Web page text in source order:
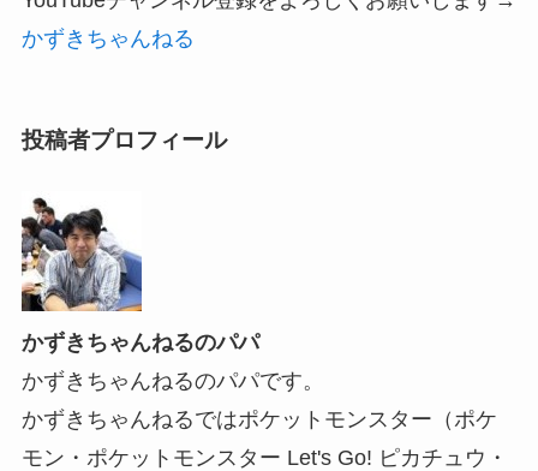
かずきちゃんねる
投稿者プロフィール
かずきちゃんねるのパパ
かずきちゃんねるのパパです。
かずきちゃんねるではポケットモンスター（ポケ
モン・ポケットモンスター Let's Go! ピカチュウ・